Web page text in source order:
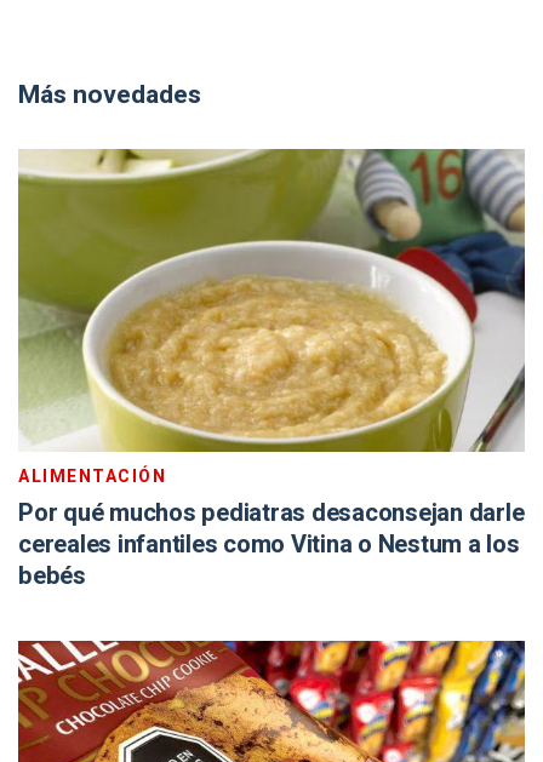
Más novedades
ALIMENTACIÓN
Por qué muchos pediatras desaconsejan darle
cereales infantiles como Vitina o Nestum a los
bebés